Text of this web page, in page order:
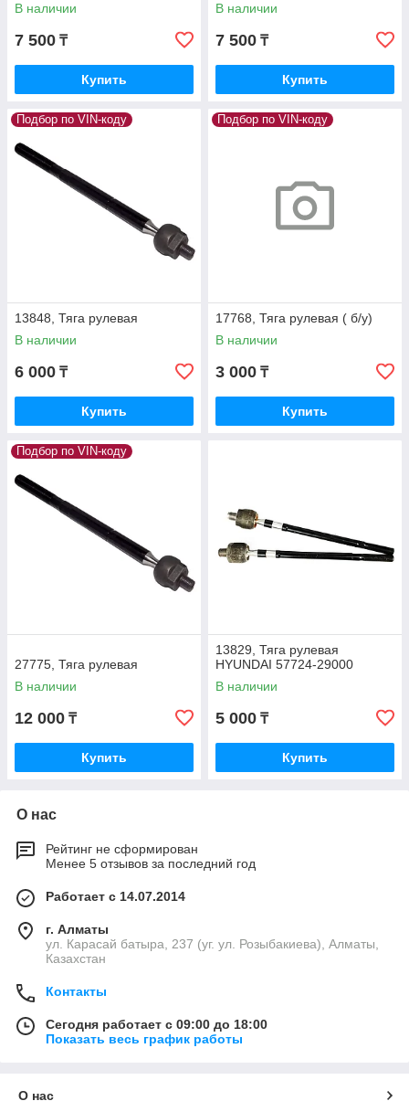
В наличии
7 500 ₸
Купить
В наличии
7 500 ₸
Купить
Подбор по VIN-коду
13848, Тяга рулевая
В наличии
6 000 ₸
Купить
Подбор по VIN-коду
17768, Тяга рулевая ( б/у)
В наличии
3 000 ₸
Купить
Подбор по VIN-коду
27775, Тяга рулевая
В наличии
12 000 ₸
Купить
13829, Тяга рулевая
HYUNDAI 57724-29000
В наличии
5 000 ₸
Купить
О нас
Рейтинг не сформирован
Менее 5 отзывов за последний год
Работает с 14.07.2014
г. Алматы
ул. Карасай батыра, 237 (уг. ул. Розыбакиева), Алматы,
Казахстан
Контакты
Сегодня работает с 09:00 до 18:00
Показать весь график работы
О нас